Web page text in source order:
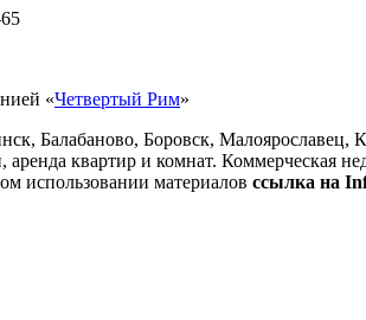
«Четвертый Рим»
Балабаново, Боровск, Малоярославец,
квартир и комнат. Коммерческая
использовании материалов ссылка на